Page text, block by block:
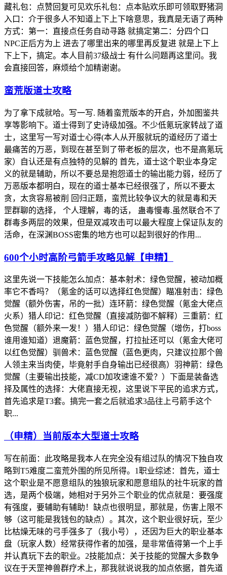
藏礼包：点赞回复可见欢乐礼包：点本贴欢乐即可领取野猪洞
入口：介于很多人不知道上下上下啥意思，我真是无语了两种
方式：第一：直接点任务自动寻路 就搞定第二：分四个口
NPC正后方为上 进去了哪里出来的哪里再反复进 就是上下上
下上下，搞定。本人目前37级战士 有什么问题再这里问。我
会直接回答，麻烦给个加精谢谢。
蛮荒版道士攻略
为了拿下成就哈。写一写. 随着蛮荒版本的开启，外加图鉴共
享等影响下。道士得到了史诗级加强。不少低氪玩家转战了道
士，这里写一写对道士心得(本人从开服就玩的道经历了道士
最痛苦的万恶，到现在甚至到了带老板的层次，也不是高氪玩
家）自认还是有点独特的见解的 首先，道士这个职业本身定
义的就是辅助，所以不要总是抱怨道士的输出能力弱，经历了
万恶版本都明白，现在的道士基本已经很强了，所以不要太
贪，太贪容易被削 回归正题，蛮荒比较争议大的就是毒和天
罡群聊的选择， 个人理解，毒的话， 蛊毒慢毒.虽然联合不了
群毒多两层的效果，但是双减攻击可以最大程度上保证队友的
活命，在深渊BOSS密集的地方也可以起到很好的作用...
600个小时高阶弓箭手攻略见解【申精】
这里先说一下技能怎么加点：基本射术：绿色觉醒，被动加概
率它不香吗？（氪金的话可以选择红色觉醒）瞄准射击：绿色
觉醒（额外伤害，吊的一批）连环箭：绿色觉醒（氪金大佬点
火系）猎人印记：红色觉醒（直接减防御不解释）三重箭：红
色觉醒（额外来一发！）猎人印记：绿色觉醒（增伤，打boss
谁用谁知道）退魔箭：蓝色觉醒，打拉扯还可以（氪金大佬可
以红色觉醒）驯兽术：蓝色觉醒（蓝色更肉，只建议拉那个兽
人领主来当肉使，毕竟射手自身输出已经很高）羽神箭：绿色
觉醒（主要输出技能，减CD加攻速谁不爱？）下面是装备选
择及属性的选择：大佬直接无视，这里说下平民的追求方式，
首先追求是T3套。搞完一套之后就追求3品往上弓箭手这个
职...
（申精）当前版本大型道士攻略
写在前面：此攻略是我本人在完全没有组过队的情况下独自攻
略到T5难度二蛮荒外围的所见所得。1职业综述：首先，道士
这个职业是不愿意组队的独狼玩家和愿意组队的社牛玩家的首
选，是两个极端，她相对于另外三个职业的优点就是：要强度
有强度，要辅助有辅助！缺点也很明显，那就是，伤害上限不
够（这可能是我钱包的缺点）。其次，这个职业很好玩，至少
比枯燥无味的弓手强多了（我小号），还因为巨大的职业基本
盘（玩家人数）经常获得作者的加强，是非常值得第一个上手
并认真玩下去的职业。2技能加点：关于技能的觉醒大多数争
议在于天罡神兽群疗术上，那我就说说我的加点依据，首先道